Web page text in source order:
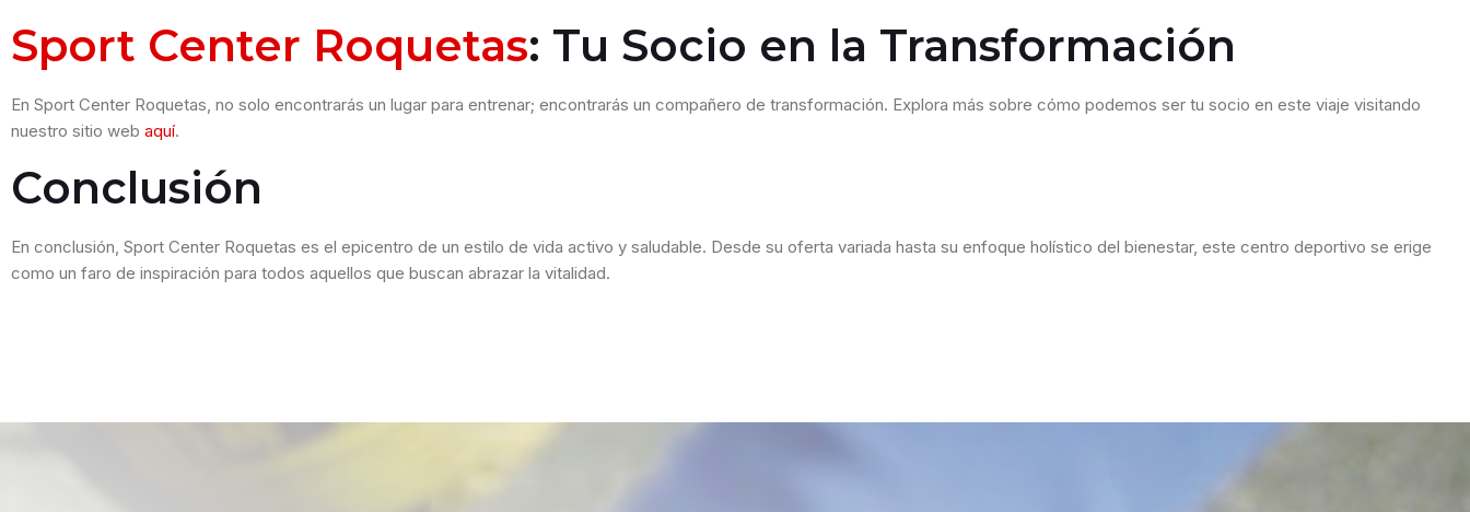
Sport Center Roquetas: Tu Socio en la Transformación
En Sport Center Roquetas, no solo encontrarás un lugar para entrenar; encontrarás un compañero de transformación. Explora más sobre cómo podemos ser tu socio en este viaje visitando
nuestro sitio web aquí.
Conclusión
En conclusión, Sport Center Roquetas es el epicentro de un estilo de vida activo y saludable. Desde su oferta variada hasta su enfoque holístico del bienestar, este centro deportivo se erige
como un faro de inspiración para todos aquellos que buscan abrazar la vitalidad.